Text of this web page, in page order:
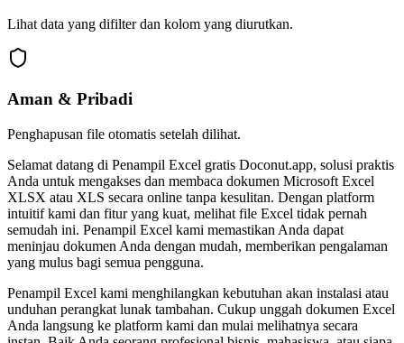
Lihat data yang difilter dan kolom yang diurutkan.
Aman & Pribadi
Penghapusan file otomatis setelah dilihat.
Selamat datang di Penampil Excel gratis Doconut.app, solusi praktis
Anda untuk mengakses dan membaca dokumen Microsoft Excel
XLSX atau XLS secara online tanpa kesulitan. Dengan platform
intuitif kami dan fitur yang kuat, melihat file Excel tidak pernah
semudah ini. Penampil Excel kami memastikan Anda dapat
meninjau dokumen Anda dengan mudah, memberikan pengalaman
yang mulus bagi semua pengguna.
Penampil Excel kami menghilangkan kebutuhan akan instalasi atau
unduhan perangkat lunak tambahan. Cukup unggah dokumen Excel
Anda langsung ke platform kami dan mulai melihatnya secara